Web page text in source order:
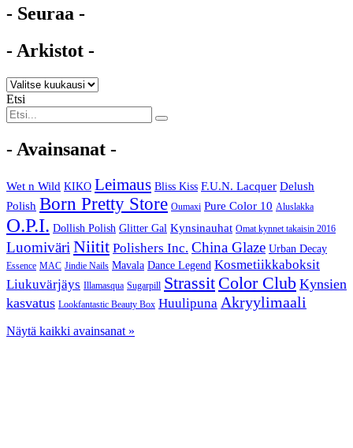
- Seuraa -
- Arkistot -
Etsi
- Avainsanat -
Wet n Wild KIKO Leimaus Bliss Kiss F.U.N. Lacquer Delush
Polish Born Pretty Store Oumaxi Pure Color 10 Aluslakka
O.P.I. Dollish Polish Glitter Gal Kynsinauhat Omat kynnet takaisin 2016
Luomiväri Niitit Polishers Inc. China Glaze Urban Decay
Essence MAC Jindie Nails Mavala Dance Legend Kosmetiikkaboksit
Liukuvärjäys Illamasqua Sugarpill Strassit Color Club Kynsien
kasvatus Lookfantastic Beauty Box Huulipuna Akryylimaali
Näytä kaikki avainsanat »